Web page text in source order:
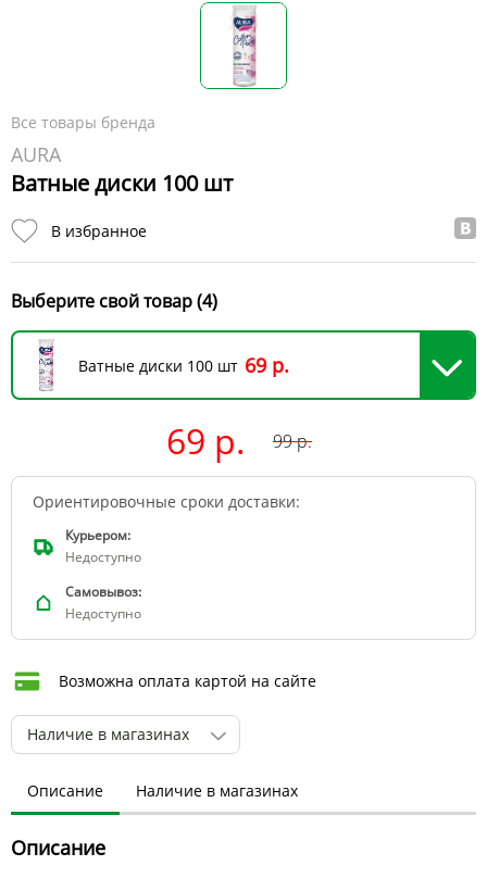
Все товары бренда
AURA
Ватные диски 100 шт
В избранное
Выберите свой товар (4)
Ватные диски 100 шт 69 р.
69 р. 99р.
Ориентировочные сроки доставки:
Курьером:
Недоступно
Самовывоз:
Недоступно
Возможна оплата картой на сайте
Наличие в магазинах
Описание Наличие в магазинах
Описание